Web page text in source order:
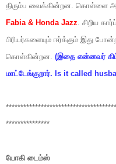
திரும்ப வைக்கின்றன. கொள்ளை
Fabia & Honda Jazz . சிறிய
பிரியர்களையும் ஈர்க்கும் இது
கொள்கின்றன. (இதை என்னவர்
மாட்டேங்குறார். Is it called
***************
யோகி டைம்ஸ்